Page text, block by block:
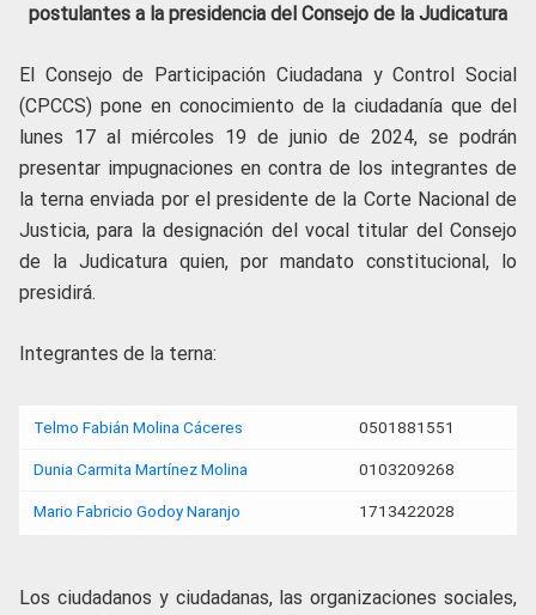
postulantes a la presidencia del Consejo de la Judicatura
El Consejo de Participación Ciudadana y Control Social
(CPCCS) pone en conocimiento de la ciudadanía que del
lunes 17 al miércoles 19 de junio de 2024, se podrán
presentar impugnaciones en contra de los integrantes de
la terna enviada por el presidente de la Corte Nacional de
Justicia, para la designación del vocal titular del Consejo
de la Judicatura quien, por mandato constitucional, lo
presidirá.
Integrantes de la terna:
Telmo Fabián Molina Cáceres 0501881551
Dunia Carmita Martínez Molina 0103209268
Mario Fabricio Godoy Naranjo 1713422028
Los ciudadanos y ciudadanas, las organizaciones sociales,